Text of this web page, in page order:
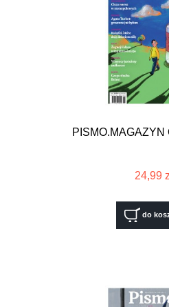
PISMO.MAGAZYN
24,99
do